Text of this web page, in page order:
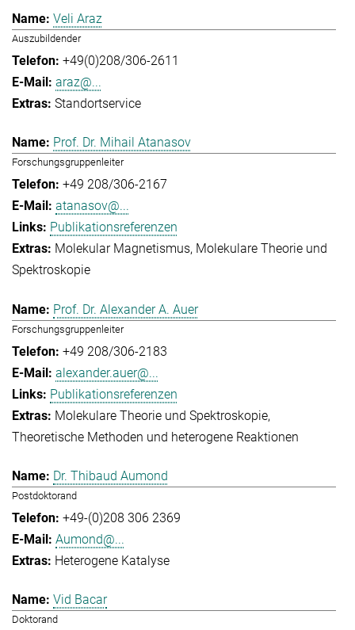
Veli Araz
Auszubildender
+49(0)208/306-2611
araz@...
Standortservice
Prof. Dr. Mihail Atanasov
Forschungsgruppenleiter
+49 208/306-2167
atanasov@...
Publikationsreferenzen
Molekular Magnetismus Molekulare Theorie und
Spektroskopie
Prof. Dr. Alexander A. Auer
Forschungsgruppenleiter
+49 208/306-2183
alexander.auer@...
Publikationsreferenzen
Molekulare Theorie und Spektroskopie
Theoretische Methoden und heterogene Reaktionen
Dr. Thibaud Aumond
Postdoktorand
+49-(0)208 306 2369
Aumond@...
Heterogene Katalyse
Vid Bacar
Doktorand